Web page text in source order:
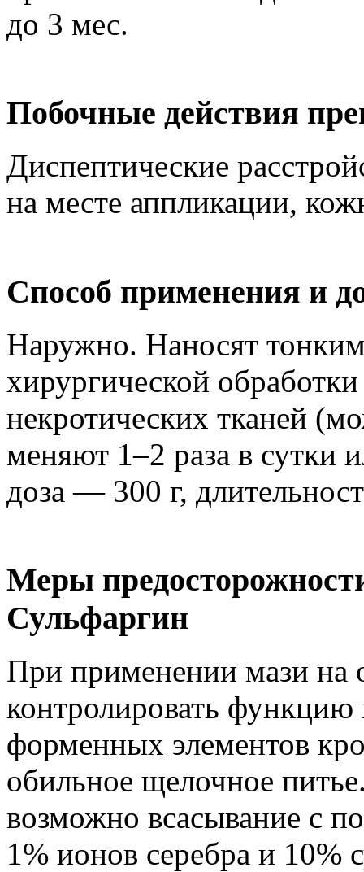
до 3 мес.
Побочные действия
Диспептические
на месте аппликации,
Способ применения и
Наружно. Наносят
хирургической
некротических тканей
меняют 1–2 раза в сутки
доза — 300 г,
Меры
Сульфаргин
При применении мази на
контролировать
форменных элементов
обильное щелочное
возможно всасывание с
1% ионов серебра и 10%